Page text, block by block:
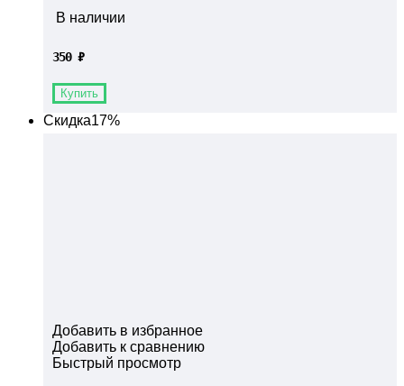
В наличии
350 ₽
Купить
Скидка17%
Добавить в избранное
Добавить к сравнению
Быстрый просмотр